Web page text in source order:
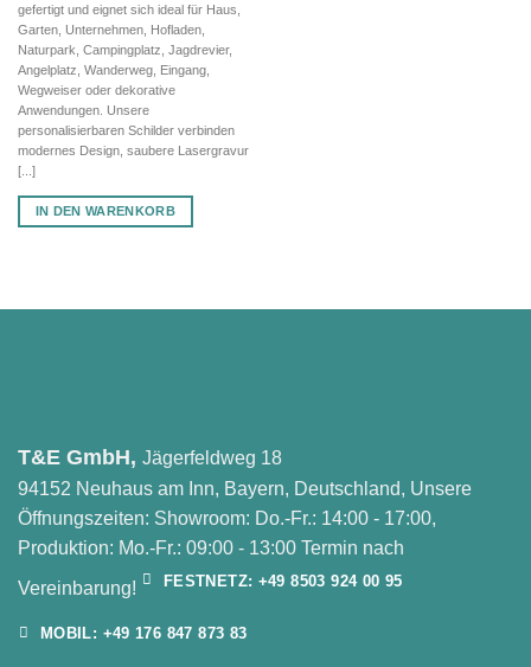
gefertigt und eignet sich ideal für Haus,
Garten, Unternehmen, Hofladen,
Naturpark, Campingplatz, Jagdrevier,
Angelplatz, Wanderweg, Eingang,
Wegweiser oder dekorative
Anwendungen. Unsere
personalisierbaren Schilder verbinden
modernes Design, saubere Lasergravur
[...]
IN DEN WARENKORB
T&E GmbH, Jägerfeldweg 18
94152 Neuhaus am Inn, Bayern, Deutschland, Unsere
Öffnungszeiten: Showroom: Do.-Fr.: 14:00 - 17:00,
Produktion: Mo.-Fr.: 09:00 - 13:00 Termin nach
Vereinbarung!
FESTNETZ: +49 8503 924 00 95
MOBIL: +49 176 847 873 83